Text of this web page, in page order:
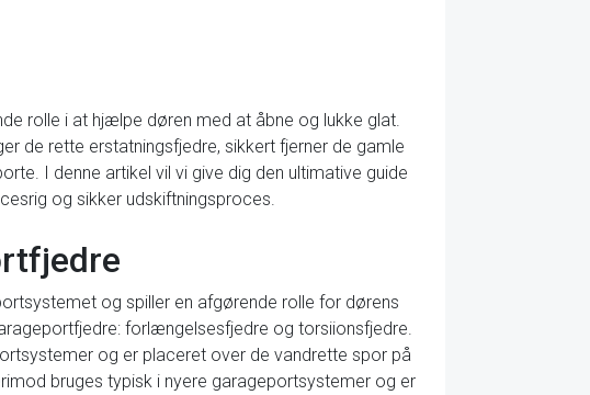
rolle i at hjælpe døren med at åbne og lukke glat.
de rette erstatningsfjedre, sikkert fjerner de gamle
I denne artikel vil vi give dig den ultimative guide
og sikker udskiftningsproces.
og spiller en afgørende rolle for dørens
forlængelsesfjedre og torsiionsfjedre.
og er placeret over de vandrette spor på
bruges typisk i nyere garageportsystemer og er